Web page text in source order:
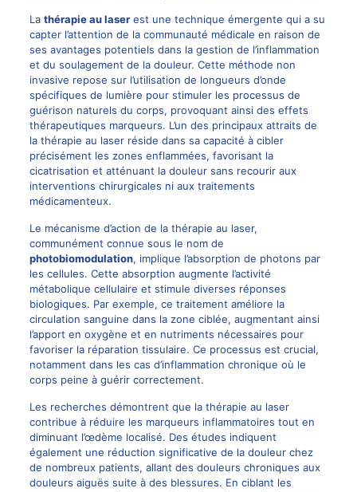
La thérapie au laserest une technique émergente qui a su
capter l’attention de la communauté médicale en raison de
ses avantages potentiels dans la gestion de l’inflammation
et du soulagement de la douleur. Cette méthode non
invasive repose sur l’utilisation de longueurs d’onde
spécifiques de lumière pour stimuler les processus de
guérison naturels du corps, provoquant ainsi des effets
thérapeutiques marqueurs. L’un des principaux attraits de
la thérapie au laser réside dans sa capacité à cibler
précisément les zones enflammées, favorisant la
cicatrisation et atténuant la douleur sans recourir aux
interventions chirurgicales ni aux traitements
médicamenteux.
Le mécanisme d’action de la thérapie au laser,
communément connue sous le nom de
photobiomodulation, implique l’absorption de photons par
les cellules. Cette absorption augmente l’activité
métabolique cellulaire et stimule diverses réponses
biologiques. Par exemple, ce traitement améliore la
circulation sanguine dans la zone ciblée, augmentant ainsi
l’apport en oxygène et en nutriments nécessaires pour
favoriser la réparation tissulaire. Ce processus est crucial,
notamment dans les cas d’inflammation chronique où le
corps peine à guérir correctement.
Les recherches démontrent que la thérapie au laser
contribue à réduire les marqueurs inflammatoires tout en
diminuant l’œdème localisé. Des études indiquent
également une réduction significative de la douleur chez
de nombreux patients, allant des douleurs chroniques aux
douleurs aiguës suite à des blessures. En ciblant les